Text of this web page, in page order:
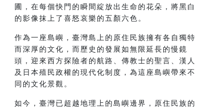
圃，在每個快門的瞬間綻放出生命的花朵，將黑白
的影像抹上了喜怒哀樂的五顏六色。
作為一座島嶼，臺灣島上的原住民族擁有各自獨特
而深厚的文化，而歷史的發展如無限延長的慢鏡
頭，迎來西方探險者的航路、傳教士的聖言、漢人
及日本殖民政權的現代化制度，為這座島嶼帶來不
同的文化景觀。
如今，臺灣已超越地理上的島嶼邊界，原住民族的